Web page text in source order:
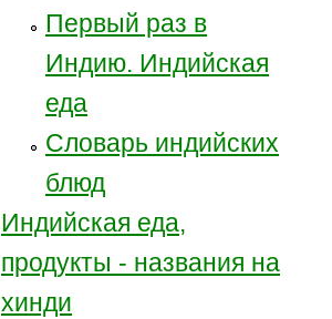
Первый раз в
Индию. Индийская
еда
Словарь индийских
блюд
Индийская еда,
продукты - названия на
хинди